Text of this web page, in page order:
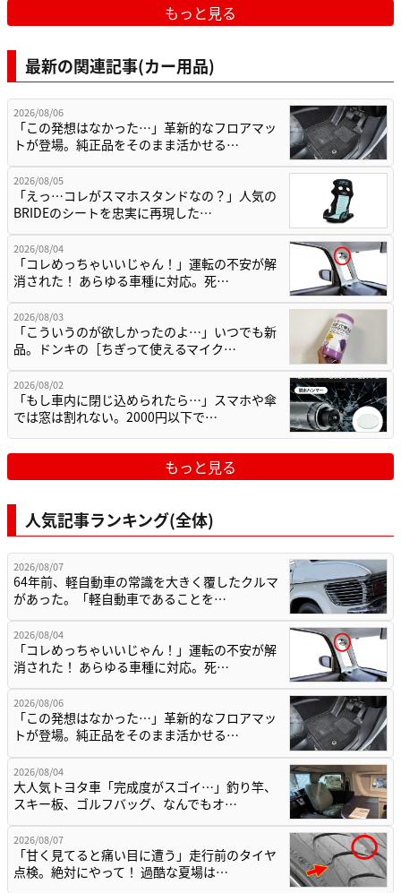
もっと見る
最新の関連記事(カー用品)
2026/08/06
「この発想はなかった…」革新的なフロアマッ
トが登場。純正品をそのまま活かせる…
2026/08/05
「えっ…コレがスマホスタンドなの？」人気の
BRIDEのシートを忠実に再現した…
2026/08/04
「コレめっちゃいいじゃん！」運転の不安が解
消された！ あらゆる車種に対応。死…
2026/08/03
「こういうのが欲しかったのよ…」いつでも新
品。ドンキの［ちぎって使えるマイク…
2026/08/02
「もし車内に閉じ込められたら…」スマホや傘
では窓は割れない。2000円以下で…
もっと見る
人気記事ランキング(全体)
2026/08/07
64年前、軽自動車の常識を大きく覆したクルマ
があった。「軽自動車であることを…
2026/08/04
「コレめっちゃいいじゃん！」運転の不安が解
消された！ あらゆる車種に対応。死…
2026/08/06
「この発想はなかった…」革新的なフロアマッ
トが登場。純正品をそのまま活かせる…
2026/08/04
大人気トヨタ車「完成度がスゴイ…」釣り竿、
スキー板、ゴルフバッグ、なんでもオ…
2026/08/07
「甘く見てると痛い目に遭う」走行前のタイヤ
点検。絶対にやって！ 過酷な夏場は…